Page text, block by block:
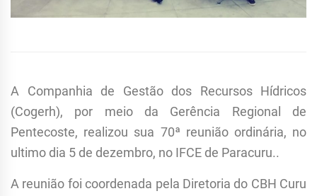
A Companhia de Gestão dos Recursos Hídricos
(Cogerh), por meio da Gerência Regional de
Pentecoste, realizou sua 70ª reunião ordinária, no
ultimo dia 5 de dezembro, no IFCE de Paracuru..
A reunião foi coordenada pela Diretoria do CBH Curu